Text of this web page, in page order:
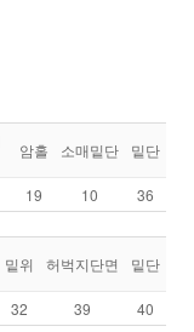
암홀 소매밑단 밑단
19 10 36
밑위 허벅지단면 밑단
32 39 40